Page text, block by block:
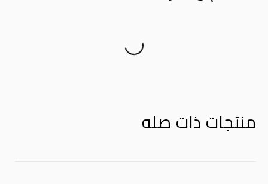
منتجات ذات صله